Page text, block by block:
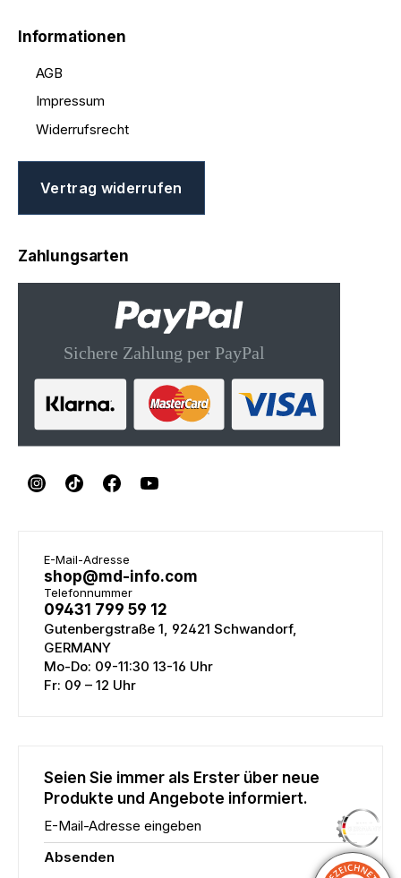
Informationen
AGB
Impressum
Widerrufsrecht
Vertrag widerrufen
Zahlungsarten
E-Mail-Adresse
shop@md-info.com
Telefonnummer
09431 799 59 12
Gutenbergstraße 1, 92421 Schwandorf,
GERMANY
Mo-Do: 09-11:30 13-16 Uhr
Fr: 09 – 12 Uhr
Seien Sie immer als Erster über neue
Produkte und Angebote informiert.
E-Mail-Adresse eingeben
Absenden